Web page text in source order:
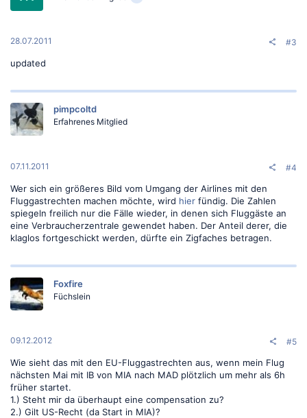
:
28.07.2011 #3
updated
pimpcoltd
Erfahrenes Mitglied
07.11.2011 #4
Wer sich ein größeres Bild vom Umgang der Airlines mit den
Fluggastrechten machen möchte, wird hier fündig. Die Zahlen
spiegeln freilich nur die Fälle wieder, in denen sich Fluggäste an
eine Verbraucherzentrale gewendet haben. Der Anteil derer, die
klaglos fortgeschickt werden, dürfte ein Zigfaches betragen.
Foxfire
Füchslein
09.12.2012 #5
Wie sieht das mit den EU-Fluggastrechten aus, wenn mein Flug
nächsten Mai mit IB von MIA nach MAD plötzlich um mehr als 6h
früher startet.
1.) Steht mir da überhaupt eine compensation zu?
2.) Gilt US-Recht (da Start in MIA)?